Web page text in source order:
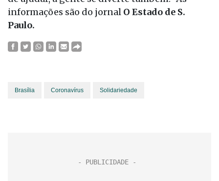
informações são do jornal O Estado de S.
Paulo.
Brasília Coronavírus Solidariedade